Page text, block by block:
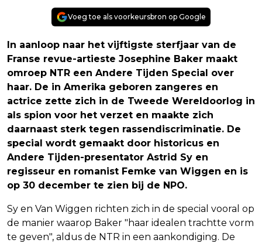
Voeg toe als voorkeursbron op Google
In aanloop naar het vijftigste sterfjaar van de
Franse revue-artieste Josephine Baker maakt
omroep NTR een Andere Tijden Special over
haar. De in Amerika geboren zangeres en
actrice zette zich in de Tweede Wereldoorlog in
als spion voor het verzet en maakte zich
daarnaast sterk tegen rassendiscriminatie. De
special wordt gemaakt door historicus en
Andere Tijden-presentator Astrid Sy en
regisseur en romanist Femke van Wiggen en is
op 30 december te zien bij de NPO.
Sy en Van Wiggen richten zich in de special vooral op
de manier waarop Baker "haar idealen trachtte vorm
te geven", aldus de NTR in een aankondiging. De